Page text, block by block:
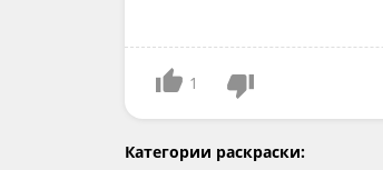
1
Категории раскраски: